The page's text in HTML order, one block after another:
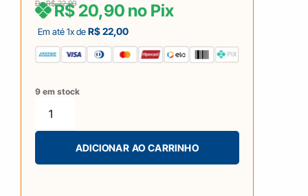
DeR$22,00
Em até 1x deR$22,00
R$20,90 no Pix
9 em stock
ADICIONAR AO CARRINHO